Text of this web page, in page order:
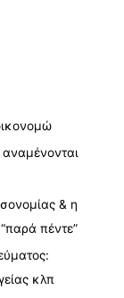
& η
πέντε”
κλπ